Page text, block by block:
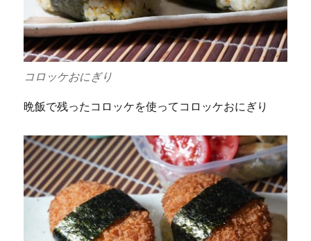
コロッケおにぎり
晩飯で残ったコロッケを使ってコロッケおにぎり